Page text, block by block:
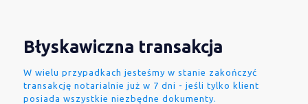
Błyskawiczna transakcja
W wielu przypadkach jesteśmy w stanie zakończyć
transakcję notarialnie już w 7 dni - jeśli tylko klient
posiada wszystkie niezbędne dokumenty.